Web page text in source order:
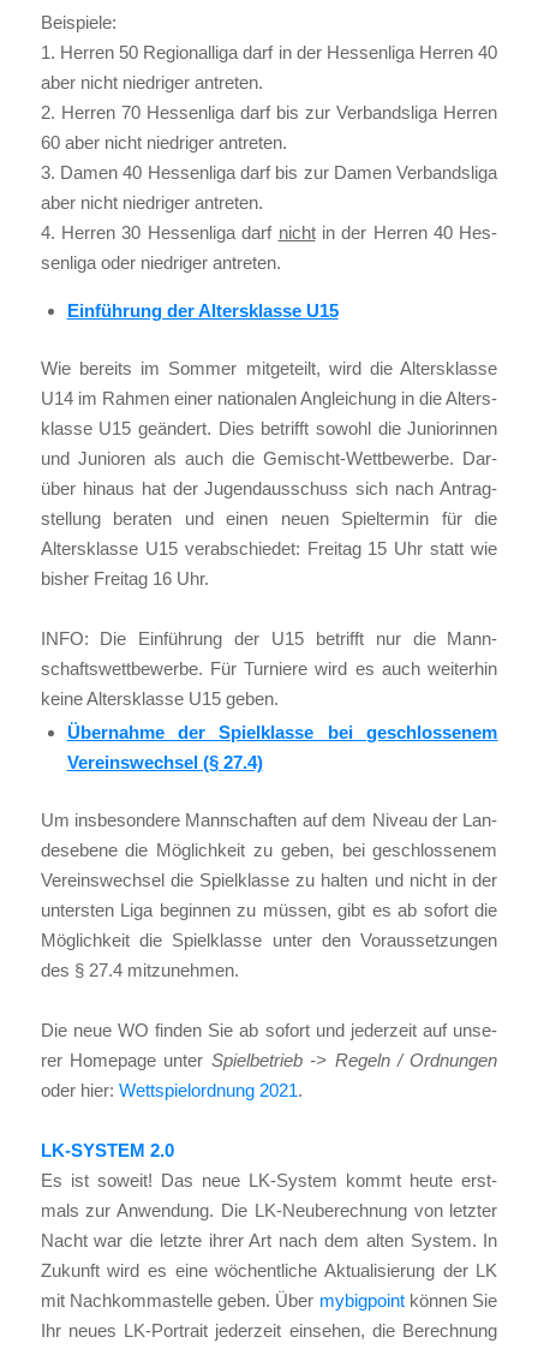
Bei­spie­le:
1. Her­ren 50 Regio­nal­li­ga darf in der Hes­sen­li­ga Her­ren 40
aber nicht nied­ri­ger antre­ten.
2. Her­ren 70 Hes­sen­li­ga darf bis zur Ver­bands­li­ga Her­ren
60 aber nicht nied­ri­ger antre­ten.
3. Damen 40 Hes­sen­li­ga darf bis zur Damen Ver­bands­li­ga
aber nicht nied­ri­ger antre­ten.
4. Her­ren 30 Hes­sen­li­ga darf nichtin der Her­ren 40 Hes­
sen­li­ga oder nied­ri­ger antre­ten.
Ein­füh­rung der Alters­klas­se U15
Wie bereits im Som­mer mit­ge­teilt, wird die Alters­klas­se
U14 im Rah­men einer natio­na­len Anglei­chung in die Alters­
klas­se U15 geän­dert. Dies betrifft sowohl die Junio­rin­nen
und Junio­ren als auch die Gemischt-Wett­be­wer­be. Dar­
über hin­aus hat der Jugend­aus­schuss sich nach Antrag­
stel­lung bera­ten und einen neu­en Spiel­ter­min für die
Alters­klas­se U15 ver­ab­schie­det: Frei­tag 15 Uhr statt wie
bis­her Frei­tag 16 Uhr.
INFO: Die Ein­füh­rung der U15 betrifft nur die Mann­
schafts­wett­be­wer­be. Für Tur­nie­re wird es auch wei­ter­hin
kei­ne Alters­klas­se U15 geben.
Über­nah­me der Spiel­klas­se bei geschlos­se­nem
Ver­eins­wech­sel (§ 27.4)
Um ins­be­son­de­re Mann­schaf­ten auf dem Niveau der Lan­
des­ebe­ne die Mög­lich­keit zu geben, bei geschlos­se­nem
Ver­eins­wech­sel die Spiel­klas­se zu hal­ten und nicht in der
unters­ten Liga begin­nen zu müs­sen, gibt es ab sofort die
Mög­lich­keit die Spiel­klas­se unter den Vor­aus­set­zun­gen
des § 27.4 mit­zu­neh­men.
Die neue WO fin­den Sie ab sofort und jeder­zeit auf unse­
rer Home­page unter Spiel­be­trieb -> Regeln / Ord­nun­gen
oder hier: Wett­spiel­ord­nung 2021.
LK-SYSTEM 2.0
Es ist soweit! Das neue LK-Sys­tem kommt heu­te erst­
mals zur Anwen­dung. Die LK-Neu­be­rech­nung von letz­ter
Nacht war die letz­te ihrer Art nach dem alten Sys­tem. In
Zukunft wird es eine wöchent­li­che Aktua­li­sie­rung der LK
mit Nach­kom­ma­stel­le geben. Über mybig­pointkön­nen Sie
Ihr neu­es LK-Por­trait jeder­zeit ein­se­hen, die Berech­nung